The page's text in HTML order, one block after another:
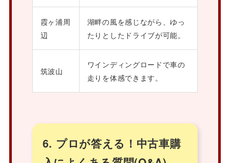
霞ヶ浦周
辺
湖畔の風を感じながら、ゆっ
たりとしたドライブが可能。
筑波山
ワインディングロードで車の
走りを体感できます。
6. プロが答える！中古車購